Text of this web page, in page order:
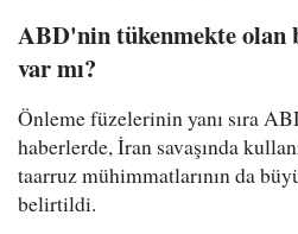
ABD'nin tükenmekte olan
var mı?
Önleme füzelerinin yanı sıra
haberlerde, İran savaşında
taarruz mühimmatlarının da
belirtildi.